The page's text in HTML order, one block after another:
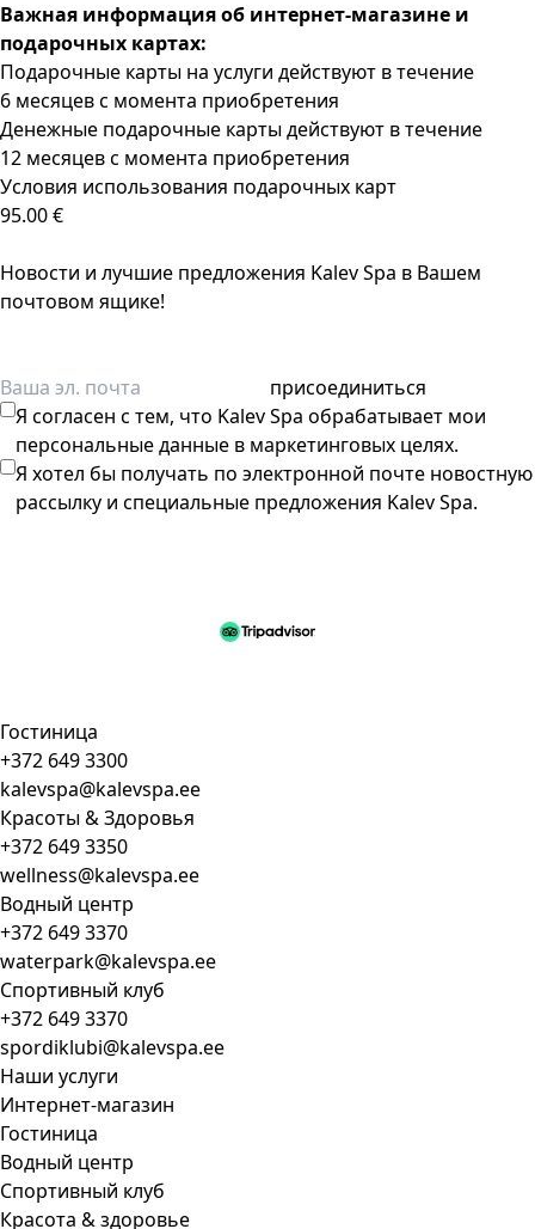
Важная информация об интернет-магазине и
подарочных картах:
Подарочные карты на услуги действуют в течение
6 месяцев с момента приобретения
Денежные подарочные карты действуют в течение
12 месяцев с момента приобретения
Условия использования подарочных карт
95.00 €
Новости и лучшие предложения Kalev Spa в Вашем
почтовом ящике!
присоединиться
Я согласен с тем, что Kalev Spa обрабатывает мои
персональные данные в маркетинговых целях.
Я хотел бы получать по электронной почте новостную
рассылку и специальные предложения Kalev Spa.
Гостиница
+372 649 3300
kalevspa@kalevspa.ee
Красоты & Здоровья
+372 649 3350
wellness@kalevspa.ee
Водный центр
+372 649 3370
waterpark@kalevspa.ee
Спортивный клуб
+372 649 3370
spordiklubi@kalevspa.ee
Наши услуги
Интернет-магазин
Гостиница
Водный центр
Спортивный клуб
Красота & здоровье